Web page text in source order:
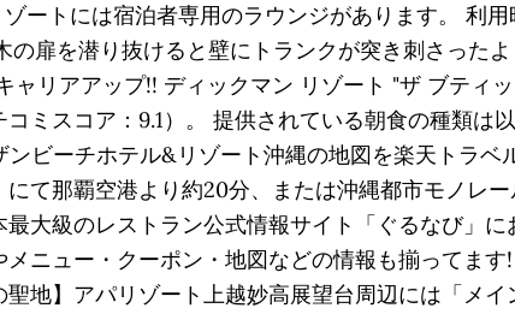
ートには宿泊者専用のラウンジがあります。 利
扉を潜り抜けると壁にトランクが突き刺さった
ャリアアップ!! ディックマン リゾート "ザ ブティ
ミスコア：9.1）。 提供されている朝食の種類は
ビーチホテル&リゾート沖縄の地図を楽天トラベ
て那覇空港より約20分、または沖縄都市モノレ
大級のレストラン公式情報サイト「ぐるなび」
ニュー・クーポン・地図などの情報も揃ってま
地】アパリゾート上越妙高展望台周辺には「メ